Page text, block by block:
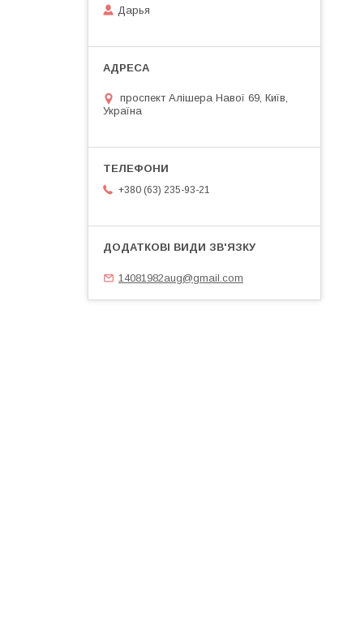
Дарья
проспект Алішера Навої 69, Київ,
Україна
+380 (63) 235-93-21
14081982aug@gmail.com